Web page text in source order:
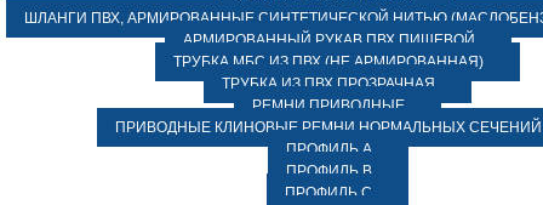
ШЛАНГИ ПВХ, АРМИРОВАННЫЕ СИНТЕТИЧЕСКОЙ НИТЬЮ
АРМИРОВАННЫЙ РУКАВ ПВХ ПИЩЕВОЙ
ТРУБКА МБС ИЗ ПВХ (НЕ АРМИРОВАННАЯ)
ТРУБКА ИЗ ПВХ ПРОЗРАЧНАЯ
РЕМНИ ПРИВОДНЫЕ
ПРИВОДНЫЕ КЛИНОВЫЕ РЕМНИ НОРМАЛЬНЫХ СЕЧЕНИЙ
ПРОФИЛЬ A
ПРОФИЛЬ B
ПРОФИЛЬ C